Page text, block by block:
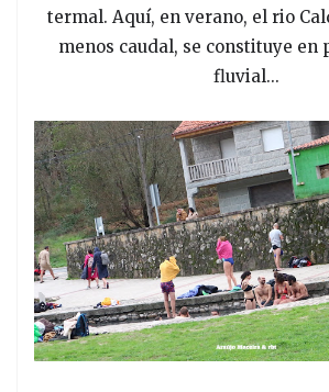
termal. Aquí, en verano, el rio
menos caudal, se constituye en
fluvial...